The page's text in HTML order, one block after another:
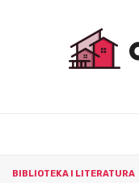
BIBLIOTEKA I LITERATURA